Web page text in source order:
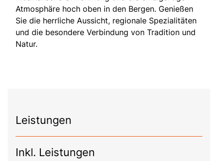
Atmosphäre hoch oben in den Bergen. Genießen
Sie die herrliche Aussicht, regionale Spezialitäten
und die besondere Verbindung von Tradition und
Natur.
Leistungen
Inkl. Leistungen